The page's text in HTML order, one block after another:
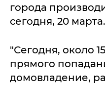
города
сегодня, 20 марта.
"Сегодня, около
прямого
домовладение,